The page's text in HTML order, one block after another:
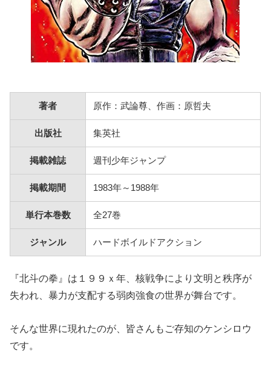
著者 原作：武論尊、作画：原哲夫
出版社 集英社
掲載雑誌 週刊少年ジャンプ
掲載期間 1983年～1988年
単行本巻数 全27巻
ジャンル ハードボイルドアクション
『北斗の拳』は１９９ｘ年、核戦争により文明と秩序が
失われ、暴力が支配する弱肉強食の世界が舞台です。
そんな世界に現れたのが、皆さんもご存知のケンシロウ
です。